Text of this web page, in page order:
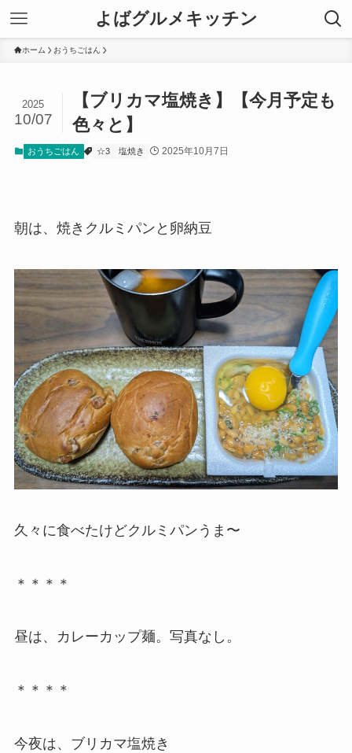
よばグルメキッチン
ホーム おうちごはん
【ブリカマ塩焼き】【今月予定も
色々と】
2025
10/07
おうちごはん ☆3 塩焼き 2025年10月7日
朝は、焼きクルミパンと卵納豆
久々に食べたけどクルミパンうま〜
＊＊＊＊
昼は、カレーカップ麺。写真なし。
＊＊＊＊
今夜は、ブリカマ塩焼き